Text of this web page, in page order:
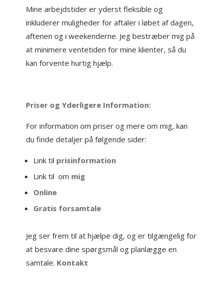
Mine arbejdstider er yderst fleksible og
inkluderer muligheder for aftaler i løbet af dagen,
aftenen og i weekenderne. Jeg bestræber mig på
at minimere ventetiden for mine klienter, så du
kan forvente hurtig hjælp.
Priser og Yderligere Information:
For information om priser og mere om mig, kan
du finde detaljer på følgende sider:
Link til prisinformation
Link til om mig
Online
Gratis forsamtale
Jeg ser frem til at hjælpe dig, og er tilgængelig for
at besvare dine spørgsmål og planlægge en
samtale. Kontakt